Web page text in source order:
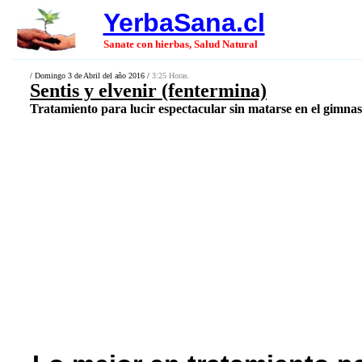
YerbaSana.cl
Sanate con hierbas, Salud Natural
/ Domingo 3 de Abril del año 2016 / 3:25 Horas.
Sentis y elvenir (fentermina)
Tratamiento para lucir espectacular sin matarse en el